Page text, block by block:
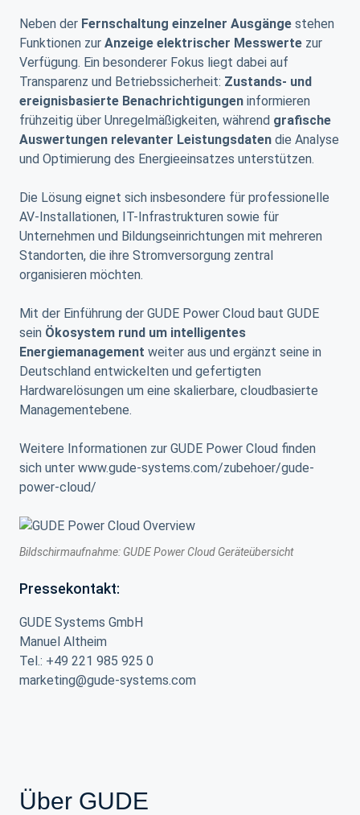
Neben der Fernschaltung einzelner Ausgänge stehen
Funktionen zur Anzeige elektrischer Messwerte zur
Verfügung. Ein besonderer Fokus liegt dabei auf
Transparenz und Betriebssicherheit: Zustands- und
ereignisbasierte Benachrichtigungen informieren
frühzeitig über Unregelmäßigkeiten, während grafische
Auswertungen relevanter Leistungsdaten die Analyse
und Optimierung des Energieeinsatzes unterstützen.
Die Lösung eignet sich insbesondere für professionelle
AV-Installationen, IT-Infrastrukturen sowie für
Unternehmen und Bildungseinrichtungen mit mehreren
Standorten, die ihre Stromversorgung zentral
organisieren möchten.
Mit der Einführung der GUDE Power Cloud baut GUDE
sein Ökosystem rund um intelligentes
Energiemanagement weiter aus und ergänzt seine in
Deutschland entwickelten und gefertigten
Hardwarelösungen um eine skalierbare, cloudbasierte
Managementebene.
Weitere Informationen zur GUDE Power Cloud finden
sich unter www.gude-systems.com/zubehoer/gude-
power-cloud/
Bildschirmaufnahme: GUDE Power Cloud Geräteübersicht
Pressekontakt:
GUDE Systems GmbH
Manuel Altheim
Tel.: +49 221 985 925 0
marketing@gude-systems.com
Über GUDE